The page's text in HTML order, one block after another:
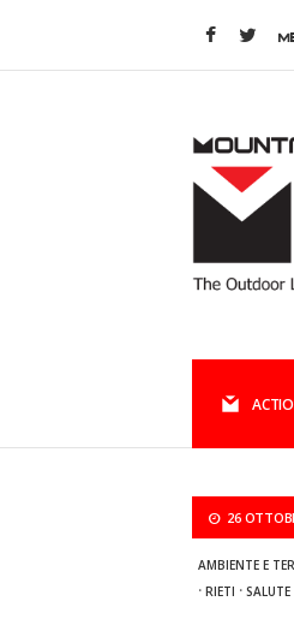
26
AMBIENTE E
· RIETI · SALUTE